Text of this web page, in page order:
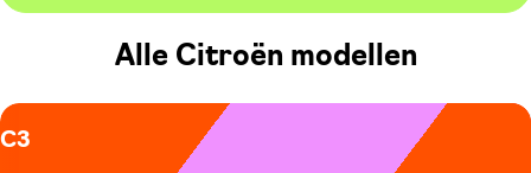
Alle Citroën modellen
C3